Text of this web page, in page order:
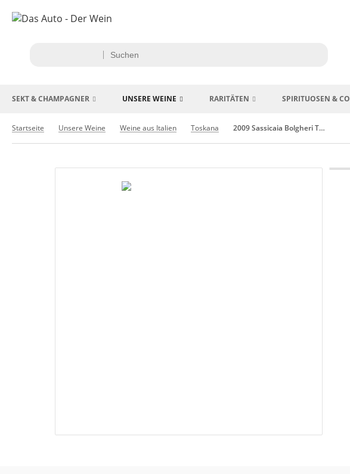
SEKT & CHAMPAGNER UNSERE WEINE RARITÄTEN SPIRITUOSEN & CO
Startseite Unsere Weine Weine aus Italien Toskana 2009 Sassicaia Bolgheri Tenuta San Guido Toskana Italien